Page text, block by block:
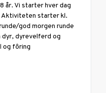
år. Vi starter hver dag
Aktiviteten starter kl.
god morgen runde
dyr, dyrevelferd og
og fôring